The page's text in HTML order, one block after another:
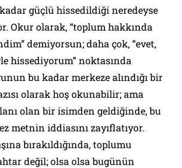
güçlü hissedildiği neredeyse
Okur olarak, “toplum hakkında
demiyorsun; daha çok, “evet,
hissediyorum” noktasında
bu kadar merkeze alındığı bir
olarak hoş okunabilir; ama
olan bir isimden geldiğinde, bu
metnin iddiasını zayıflatıyor.
bırakıldığında, toplumu
değil; olsa olsa bugünün